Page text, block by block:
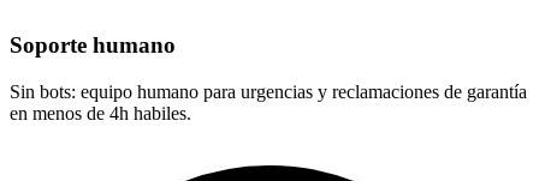
Soporte humano
Sin bots: equipo humano para urgencias y reclamaciones de garantía
en menos de 4h habiles.